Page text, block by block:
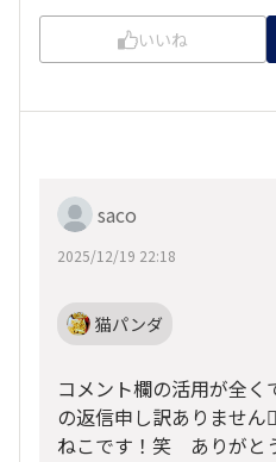
いいね
saco
2025/12/19 22:18
猫パンダ
コメント欄の活用が全
の返信申し訳ありません
ねこです！笑 ありがと